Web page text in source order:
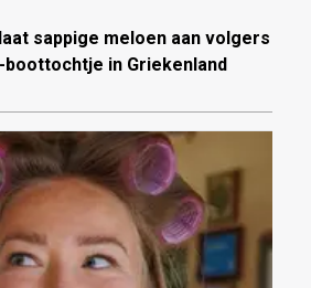
sappige meloen aan volgers
in Griekenland